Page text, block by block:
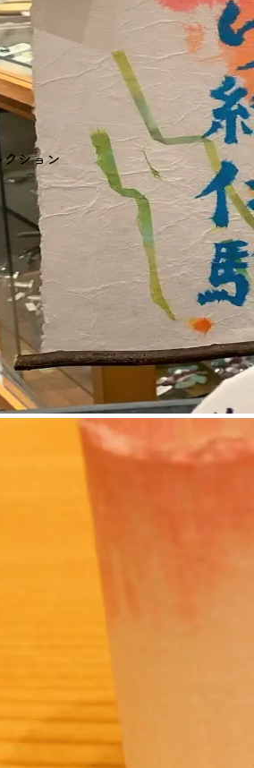
報（音楽・展示会）
ム・プロオーケストラ
ション
ション
（予約）
知らせ
索